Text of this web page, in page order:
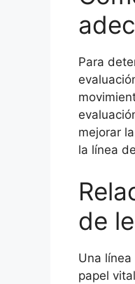
Para
mejorar
la línea
de
Una
papel